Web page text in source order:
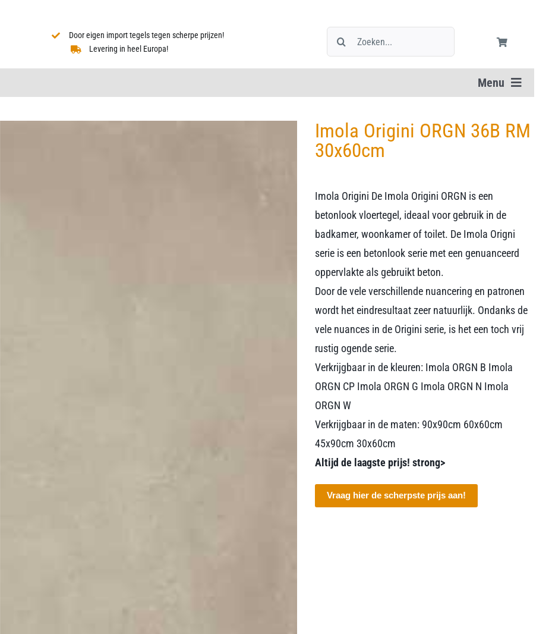
Door eigen import tegels tegen scherpe prijzen!
Levering in heel Europa!
Zoeken
naar:
Menu
Imola Origini ORGN 36B RM
30x60cm
Imola Origini De Imola Origini ORGN is een
betonlook vloertegel, ideaal voor gebruik in de
badkamer, woonkamer of toilet. De Imola Origni
serie is een betonlook serie met een genuanceerd
oppervlakte als gebruikt beton.
Door de vele verschillende nuancering en patronen
wordt het eindresultaat zeer natuurlijk. Ondanks de
vele nuances in de Origini serie, is het een toch vrij
rustig ogende serie.
Verkrijgbaar in de kleuren: Imola ORGN B Imola
ORGN CP Imola ORGN G Imola ORGN N Imola
ORGN W
Verkrijgbaar in de maten: 90x90cm 60x60cm
45x90cm 30x60cm
Altijd de laagste prijs! strong>
Vraag hier de scherpste prijs aan!